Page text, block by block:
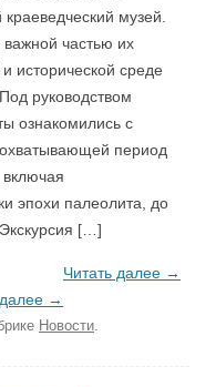
музей.
частью их
исторической среде
руководством
ознакомились с
период
эпохи палеолита, до
[…]
Читать далее →
→
Новости.